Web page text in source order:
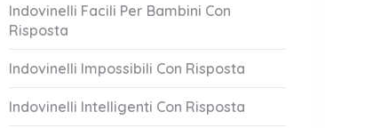
Indovinelli Facili Per Bambini Con
Risposta
Indovinelli Impossibili Con Risposta
Indovinelli Intelligenti Con Risposta